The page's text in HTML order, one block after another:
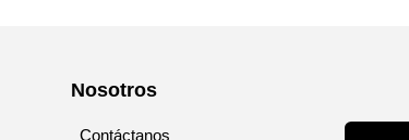
Nosotros
Contáctanos